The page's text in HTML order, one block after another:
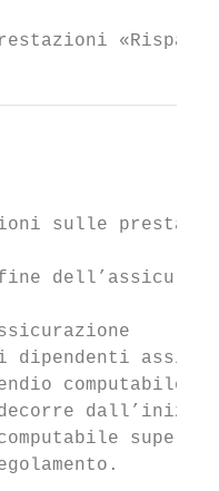
sulle
dipendenti
computabile
supera